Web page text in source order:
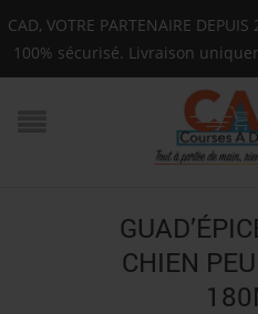
Livraison sur toute la
CHIEN
CAD, VOTRE PARTENAIRE
100% sécurisé. Livraison